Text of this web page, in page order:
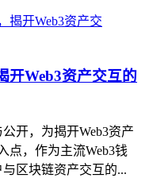
开Web3资产交互的
开，为揭开Web3资产
点，作为主流Web3钱
区块链资产交互的...